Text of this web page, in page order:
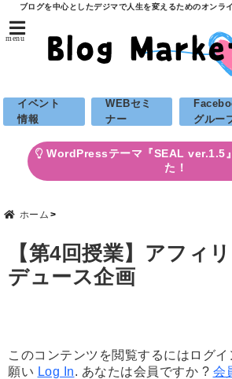
ブログを中心としたデジマで人生を変えるためのオンラ
menu
イベント
情報
WEBセミ
ナー
グルー
WordPressテーマ『SEAL ver.1.5
た！
ホーム
【第4回授業】アフィ
デュース企画
このコンテンツを閲覧するにはログ
願い Log In. あなたは会員ですか ? 会